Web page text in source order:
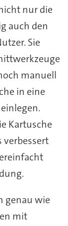
nur die
auch den
Sie
manuell
in eine
Kartusche
verbessert
genau wie
mit